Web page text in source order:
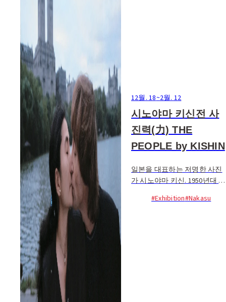
12월. 18~2월. 12
시노야마 키신전 사
진력(力) THE
PEOPLE by KISHIN
일본을 대표하는 저명한 사진
가 시노야마 키신. 1950년대 후
대를 비추는 거울로서 최전선
#Exhibition#Nakasu